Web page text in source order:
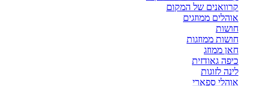
קרוואנים של המקום
אוהלים ממוזגים
חושות
חושות ממוזגות
חאן ממוזג
כיפה גאודזית
לינה לזוגות
אוהלי ספארי